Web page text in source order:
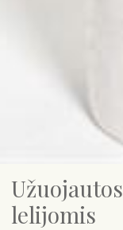
lelijomis